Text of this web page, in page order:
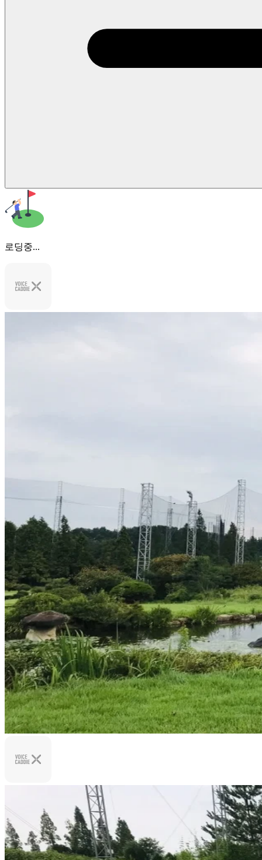
로딩중...